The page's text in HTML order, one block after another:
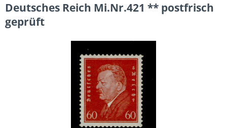
Deutsches Reich Mi.Nr.421 ** postfrisch
geprüft